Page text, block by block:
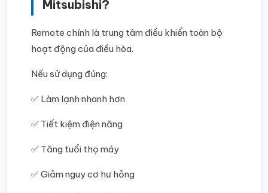
Mitsubishi?
Remote chính là trung tâm điều khiển toàn bộ
hoạt động của điều hòa.
Nếu sử dụng đúng:
✅ Làm lạnh nhanh hơn
✅ Tiết kiệm điện năng
✅ Tăng tuổi thọ máy
✅ Giảm nguy cơ hư hỏng